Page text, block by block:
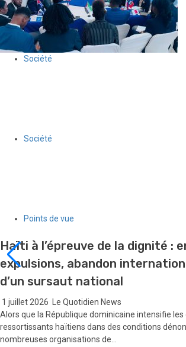
Société
Société
Points de vue
Haïti à l’épreuve de la dignité :
expulsions, abandon
d’un sursaut national
1 juillet 2026
Le Quotidien News
Alors que la République dominicaine intensifie les
ressortissants haïtiens dans des conditions
nombreuses organisations de...